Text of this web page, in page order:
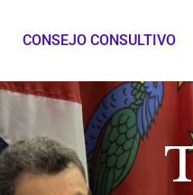
CONSEJO CONSULTIVO